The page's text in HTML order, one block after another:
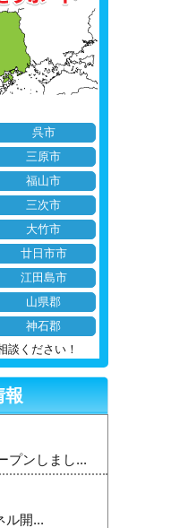
呉市
三原市
福山市
三次市
大竹市
廿日市市
江田島市
山県郡
神石郡
談ください！
報
プンしまし...
ル開...